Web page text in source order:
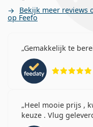
Bekijk meer reviews
op Feefo
Gemakkelijk te
Heel mooie prijs ,
keuze . Vlug